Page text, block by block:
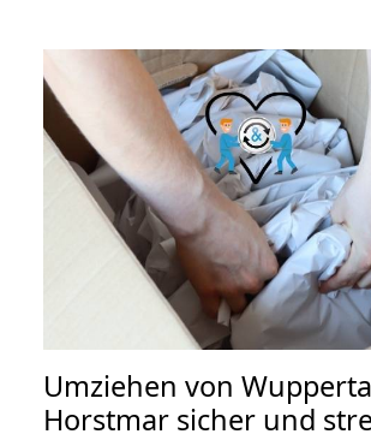
Umziehen von
Horstmar sicher und